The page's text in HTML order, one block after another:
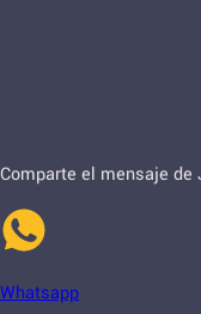
Comparte el mensaje
Whatsapp